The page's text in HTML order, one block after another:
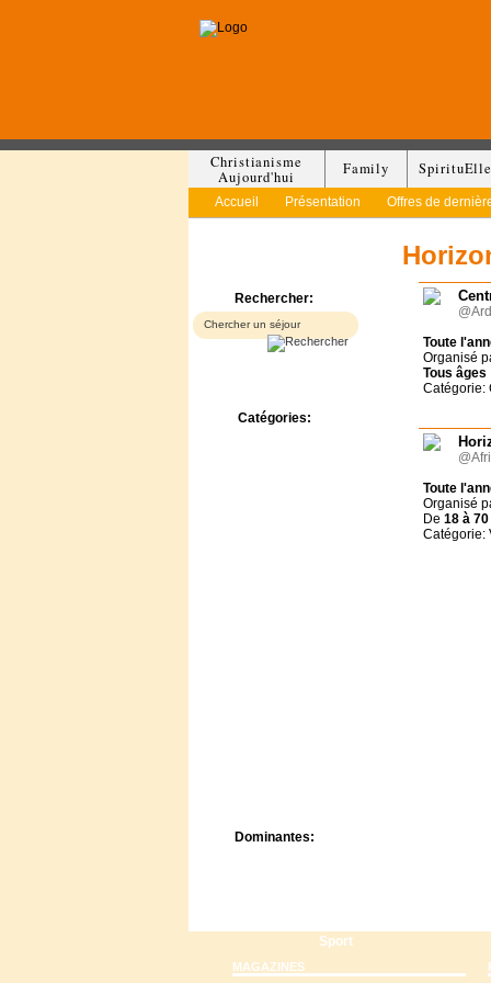
Christianisme
Aujourd'hui
Family
Accueil Présentation Offres de
Rechercher:
Catégories:
Dominantes:
Sport
Toute
Organisé
Tous âges
Catégorie:
Toute
Organisé
De 18 à 70
Catégorie:
MAGAZINES